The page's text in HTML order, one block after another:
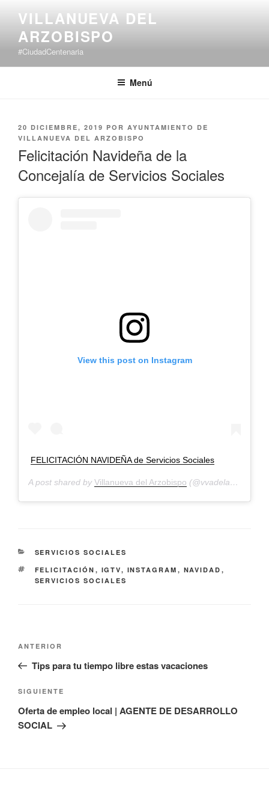
contenido
VILLANUEVA DEL
ARZOBISPO
#CiudadCentenaria
Menú
PUBLICADO
EL
20 DICIEMBRE, 2019 POR AYUNTAMIENTO DE
VILLANUEVA DEL ARZOBISPO
Felicitación Navideña de la
Concejalía de Servicios Sociales
View this post on Instagram
FELICITACIÓN NAVIDEÑA de Servicios Sociales
A post shared by Villanueva del Arzobispo (@vvadelarzobispo) on
CATEGORÍAS
SERVICIOS SOCIALES
ETIQUETAS
FELICITACIÓN , IGTV, INSTAGRAM , NAVIDAD ,
SERVICIOS SOCIALES
entradas
Entrada
anterior:
ANTERIOR
Tips para tu tiempo libre estas vacaciones
Siguiente
entrada
SIGUIENTE
Oferta de empleo local | AGENTE DE DESARROLLO
SOCIAL